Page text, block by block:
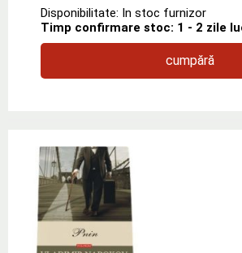
Disponibilitate: In stoc furnizor
Timp confirmare stoc: 1 - 2 zile
cumpără